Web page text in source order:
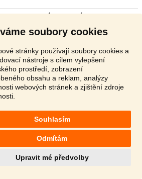
soubory cookies
stránky používají soubory cookies a
nástroje s cílem vylepšení
prostředí, zobrazení
obsahu a reklam, analýzy
webových stránek a zjištění zdroje
Souhlasím
Odmítám
Upravit mé předvolby
k prodeji vzácné vydání knihy Slavní
...
- 612 00
800 Kč
,Kontakt,Reklama,Podmínky,Ochrana údajů,
, za 24 hodin:607